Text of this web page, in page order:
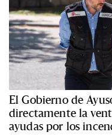
El Gobierno de
directamente la
ayudas por los